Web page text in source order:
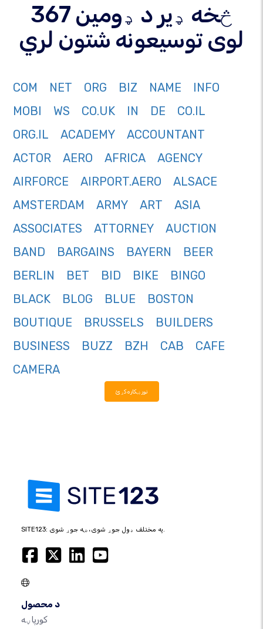
367 څخه ډیر د ډومین
لوی توسیعونه شتون لري
COM NET ORG BIZ NAME
INFO
MOBI
WS CO.UK IN DE
CO.IL
ORG.IL
ACADEMY
ACCOUNTANT
ACTOR
AERO AFRICA
AGENCY
AIRFORCE
AIRPORT.AERO
ALSACE
AMSTERDAM
ARMY ART
ASIA
ASSOCIATES
ATTORNEY
AUCTION
BAND
BARGAINS BAYERN
BEER
BERLIN
BET BID BIKE
BINGO
BLACK
BLOG BLUE
BOSTON
BOUTIQUE
BRUSSELS
BUILDERS
BUSINESS
BUZZ BZH CAB
CAFE
CAMERA
نور ښکاره کړئ
SITE123: په مختلف ډول جوړ شوی، ښه جوړ شوی.
د محصول
کورپاڼه